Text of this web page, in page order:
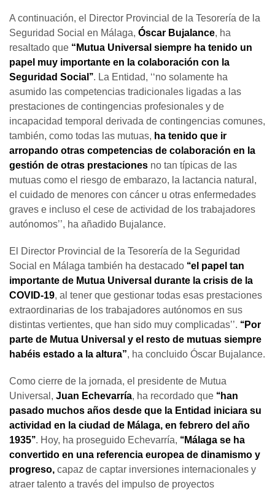
A continuación, el Director Provincial de la Tesorería de la
Seguridad Social en Málaga, Óscar Bujalance, ha
resaltado que “Mutua Universal siempre ha tenido un
papel muy importante en la colaboración con la
Seguridad Social’’. La Entidad, ‘‘no solamente ha
asumido las competencias tradicionales ligadas a las
prestaciones de contingencias profesionales y de
incapacidad temporal derivada de contingencias comunes,
también, como todas las mutuas, ha tenido que ir
arropando otras competencias de colaboración en la
gestión de otras prestaciones no tan típicas de las
mutuas como el riesgo de embarazo, la lactancia natural,
el cuidado de menores con cáncer u otras enfermedades
graves e incluso el cese de actividad de los trabajadores
autónomos’’, ha añadido Bujalance.
El Director Provincial de la Tesorería de la Seguridad
Social en Málaga también ha destacado ‘‘el papel tan
importante de Mutua Universal durante la crisis de la
COVID-19, al tener que gestionar todas esas prestaciones
extraordinarias de los trabajadores autónomos en sus
distintas vertientes, que han sido muy complicadas’’. ‘‘Por
parte de Mutua Universal y el resto de mutuas siempre
habéis estado a la altura”, ha concluido Óscar Bujalance.
Como cierre de la jornada, el presidente de Mutua
Universal, Juan Echevarría, ha recordado que ‘‘han
pasado muchos años desde que la Entidad iniciara su
actividad en la ciudad de Málaga, en febrero del año
1935’’. Hoy, ha proseguido Echevarría, ‘‘Málaga se ha
convertido en una referencia europea de dinamismo y
progreso, capaz de captar inversiones internacionales y
atraer talento a través del impulso de proyectos